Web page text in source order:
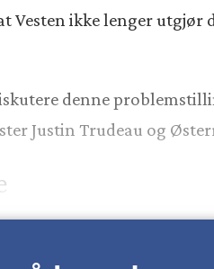
Vesten ikke lenger
denne
Justin Trudeau og